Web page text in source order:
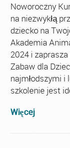
Noworoczny
na niezwykłą
dziecko na
Akademia
2024 i
Zabaw dla
najmłodszymi
szkolenie jest
Więcej